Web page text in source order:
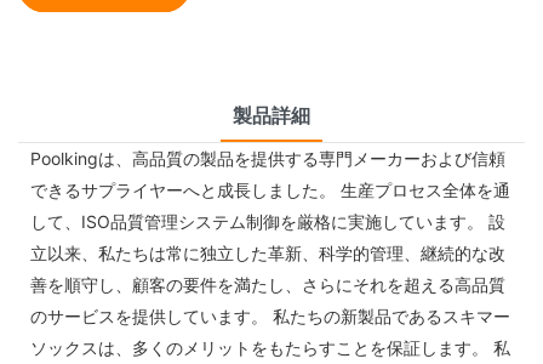
製品詳細
Poolkingは、高品質の製品を提供する専門メーカーおよび信頼
できるサプライヤーへと成長しました。 生産プロセス全体を通
して、ISO品質管理システム制御を厳格に実施しています。 設
立以来、私たちは常に独立した革新、科学的管理、継続的な改
善を順守し、顧客の要件を満たし、さらにそれを超える高品質
のサービスを提供しています。 私たちの新製品であるスキマー
ソックスは、多くのメリットをもたらすことを保証します。 私